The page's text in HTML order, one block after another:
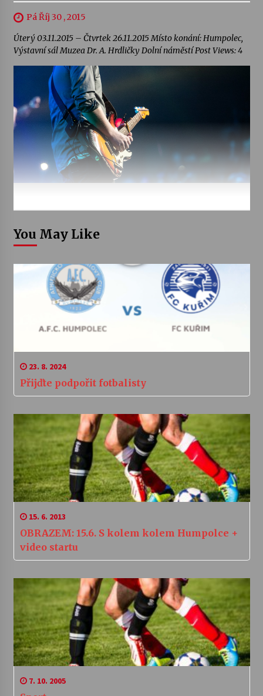
Pá Říj 30 , 2015
Úterý 03.11.2015 – Čtvrtek 26.11.2015 Místo konání: Humpolec,
Výstavní sál Muzea Dr. A. Hrdličky Dolní náměstí Post Views: 4
You May Like
23. 8. 2024
Přijďte podpořit fotbalisty
15. 6. 2013
OBRAZEM: 15.6. S kolem kolem Humpolce +
video startu
7. 10. 2005